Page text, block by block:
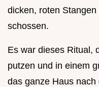
dicken, roten
schossen.
Es war dieses Ritual,
putzen und in einem
das ganze Haus